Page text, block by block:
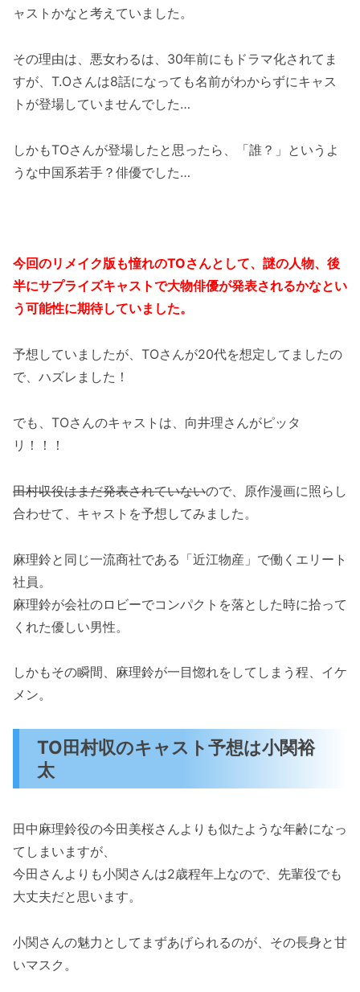
ャストかなと考えていました。
その理由は、悪女わるは、30年前にもドラマ化されてま
すが、T.Oさんは8話になっても名前がわからずにキャス
トが登場していませんでした…
しかもTOさんが登場したと思ったら、「誰？」というよ
うな中国系若手？俳優でした…
今回のリメイク版も憧れのTOさんとして、謎の人物、後
半にサプライズキャストで大物俳優が発表されるかなとい
う可能性に期待していました。
予想していましたが、TOさんが20代を想定してましたの
で、ハズレました！
でも、TOさんのキャストは、向井理さんがピッタ
リ！！！
田村収役はまだ発表されていないので、原作漫画に照らし
合わせて、キャストを予想してみました。
麻理鈴と同じ一流商社である「近江物産」で働くエリート
社員。
麻理鈴が会社のロビーでコンパクトを落とした時に拾って
くれた優しい男性。
しかもその瞬間、麻理鈴が一目惚れをしてしまう程、イケ
メン。
TO田村収のキャスト予想は小関裕
太
田中麻理鈴役の今田美桜さんよりも似たような年齢になっ
てしまいますが、
今田さんよりも小関さんは2歳程年上なので、先輩役でも
大丈夫だと思います。
小関さんの魅力としてまずあげられるのが、その長身と甘
いマスク。